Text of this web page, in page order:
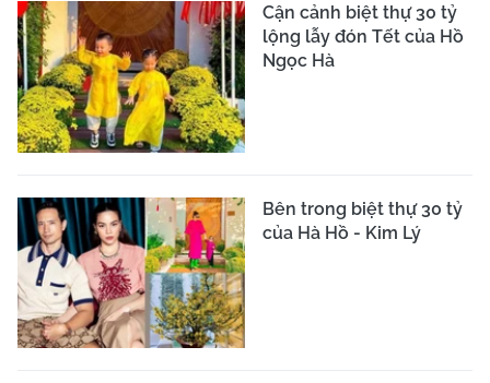
Cận cảnh biệt thự 30 tỷ
lộng lẫy đón Tết của Hồ
Ngọc Hà
Bên trong biệt thự 30 tỷ
của Hà Hồ - Kim Lý